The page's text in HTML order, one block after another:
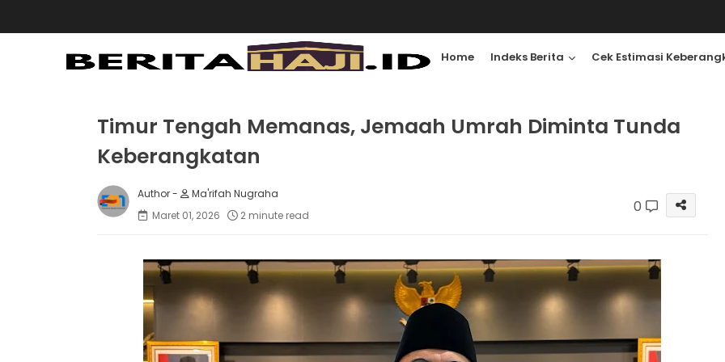
Home Indeks Berita Cek Estimasi
Timur Tengah Memanas, Jemaah Umrah Diminta Tunda
Keberangkatan
Ma'rifah Nugraha
Maret 01, 2026
2 minute read 0